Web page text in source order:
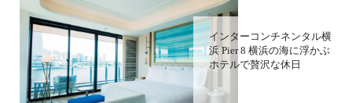
インターコンチネンタル横
浜 Pier 8 横浜の海に浮かぶ
ホテルで贅沢な休日